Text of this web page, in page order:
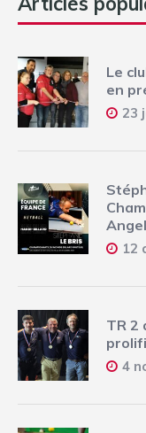
Le
en
23
12
TR 2
4